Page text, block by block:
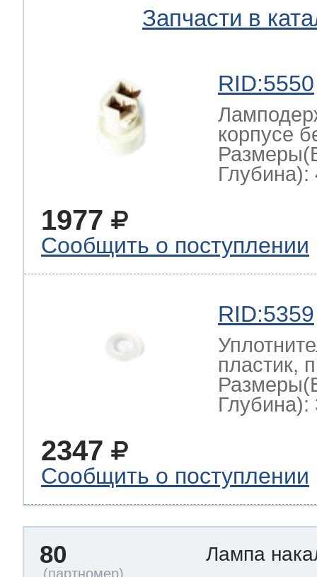
Запчасти в
RID:5550
корпусе
Глубина):
1977
Сообщить о поступлении
RID:5359
пластик,
Глубина):
2347
Сообщить о поступлении
80 Лампа